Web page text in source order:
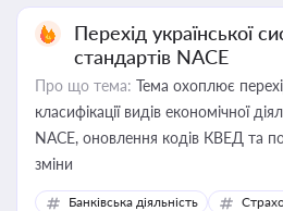
Перехід української
стандартів NACE
Про що тема: Тема охоплює
класифікації видів економічної
NACE, оновлення кодів КВЕД та
зміни
Банківська діяльність